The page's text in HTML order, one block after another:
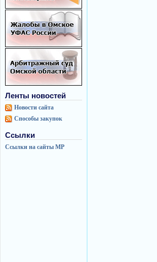
Ленты новостей
Новости сайта
Способы закупок
Ссылки
Ссылки на сайты МР